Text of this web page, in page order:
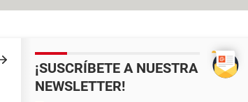
¡SUSCRÍBETE A NUESTRA
NEWSLETTER!